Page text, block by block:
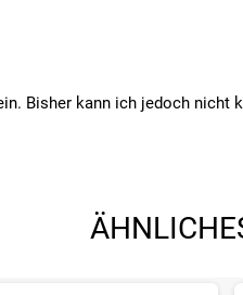
Bisher kann ich jedoch nicht